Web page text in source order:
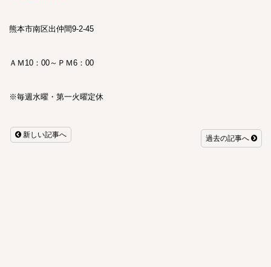
熊本市南区出仲間9-2-45
ＡＭ10：00～ＰＭ6：00
※毎週水曜・第一火曜定休
新しい記事へ 過去の記事へ